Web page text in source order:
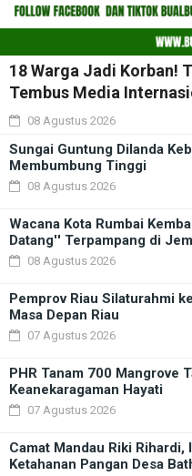
18 Warga Jadi Korban!
Tembus Media
08 Agustus 2026
Sungai Guntung Dilanda
Membumbung Tinggi
08 Agustus 2026
Wacana Kota Rumbai
Datang'' Terpampang di
08 Agustus 2026
Pemprov Riau Silaturahmi
Masa Depan Riau
07 Agustus 2026
PHR Tanam 700 Mangrove
Keanekaragaman Hayati
07 Agustus 2026
Camat Mandau Riki
Ketahanan Pangan Desa